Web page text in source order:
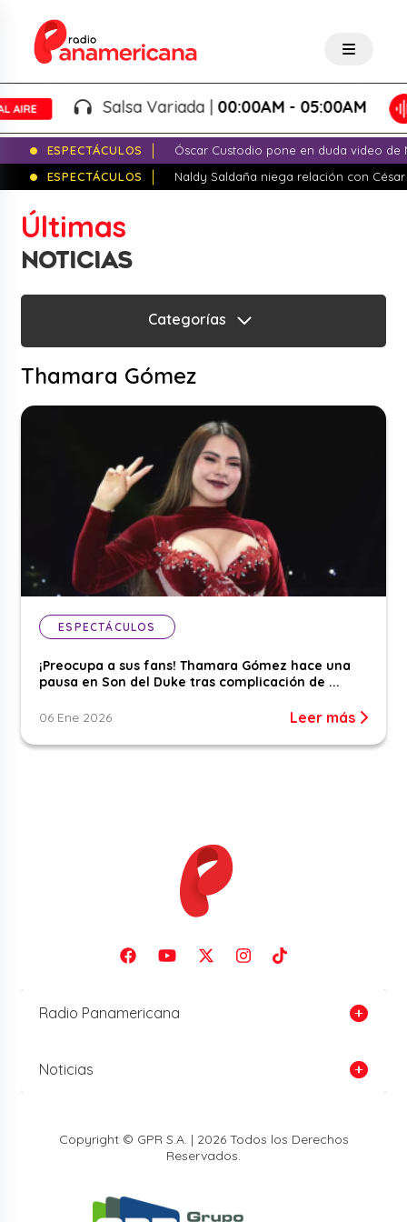
Salsa Variada | 00:00AM - 05:00AM
ESPECTÁCULOS
Óscar Custodio pone en duda video de
ESPECTÁCULOS
Naldy Saldaña niega relación con
Últimas
NOTICIAS
Categorías
Thamara Gómez
ESPECTÁCULOS
¡Preocupa a sus fans! Thamara Gómez hace una
pausa en Son del Duke tras complicación de ...
06 Ene 2026 Leer más
Radio Panamericana
Noticias
Copyright © GPR S.A. | 2026 Todos los Derechos
Reservados.